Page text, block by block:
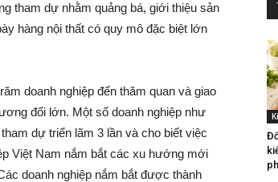
tham dự nhằm quảng bá, giới thiệu sản
hàng nội thất có quy mô đặc biệt lớn
doanh nghiệp đến thăm quan và giao
đối lớn. Một số doanh nghiệp như
dự triển lãm 3 lần và cho biết việc
Việt Nam nắm bắt các xu hướng mới
doanh nghiệp nắm bắt được thành